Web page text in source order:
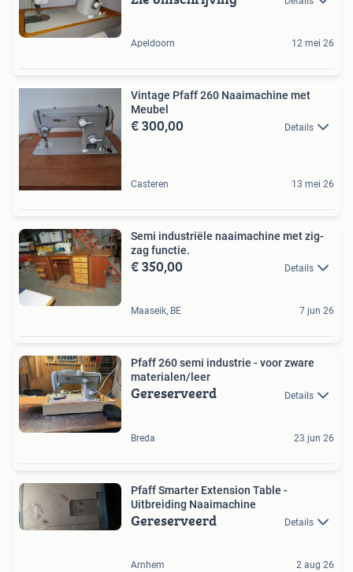
Apeldoorn 12 mei 26
Vintage Pfaff 260 Naaimachine met
Meubel
€ 300,00 Details
Casteren 13 mei 26
Semi industriële naaimachine met zig-
zag functie.
€ 350,00 Details
Maaseik, BE 7 jun 26
Pfaff 260 semi industrie - voor zware
materialen/leer
Gereserveerd Details
Breda 23 jun 26
Pfaff Smarter Extension Table -
Uitbreiding Naaimachine
Gereserveerd Details
Arnhem 2 aug 26